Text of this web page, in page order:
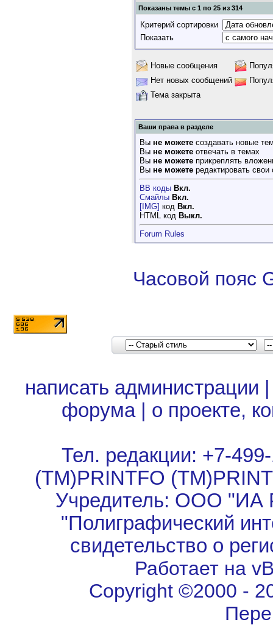
Показаны темы с 1 по 25 из 314
Критерий сортировки
Показать
Новые сообщения
Нет новых сообщений
Тема закрыта
Ваши права в разделе
Вы не можете создавать новые
Вы не можете отвечать в темах
Вы не можете прикреплять
Вы не можете редактировать
BB коды Вкл.
Смайлы Вкл.
[IMG] код Вкл.
HTML код Выкл.
Forum Rules
Часовой пояс
написать администрации
форума| о проекте,
Тел. редакции: +7-
(TM)PRINTFO
Учредитель: ООО "ИА
"Полиграфический
свидетельство о
Работает на
Copyright ©2000 -